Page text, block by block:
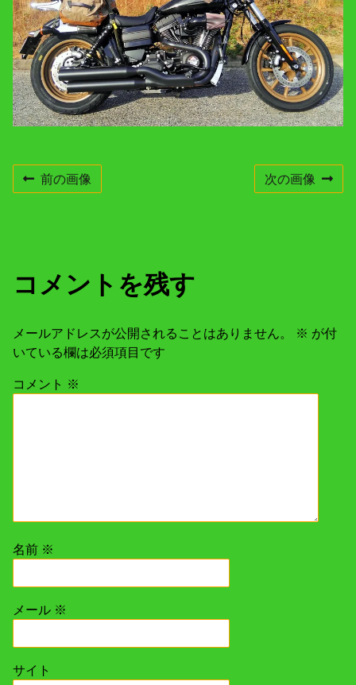
r
e
s
o
l
u
t
i
o
n
前の画像 次の画像
コメントを残す
メールアドレスが公開されることはありません。 ※ が付
いている欄は必須項目です
コメント ※
名前 ※
メール ※
サイト